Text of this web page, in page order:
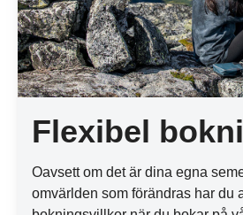
Flexibel
Oavsett om det är dina egna
omvärlden som förändras har du